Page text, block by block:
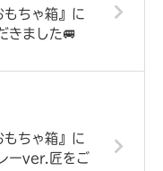
ちゃ箱』に
きました🚐
ちゃ箱』に
ーver.匠をご